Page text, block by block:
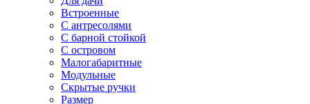
Встроенные
С антресолями
С барной стойкой
С островом
Малогабаритные
Модульные
Скрытые ручки
Размер